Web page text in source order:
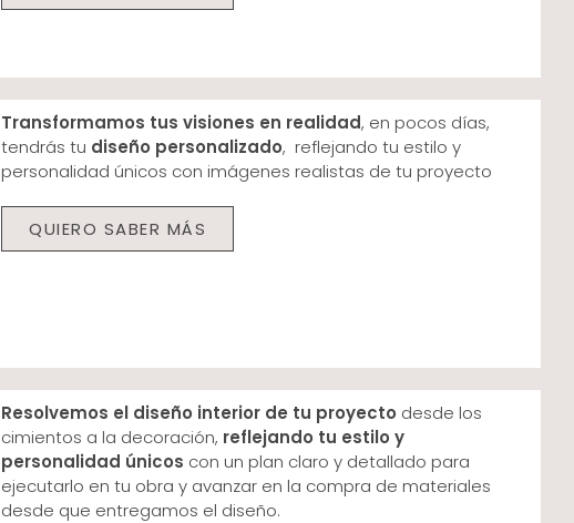
Transformamos tus visiones en realidad, en pocos días,
tendrás tu diseño personalizado, reflejando tu estilo y
personalidad únicos con imágenes realistas de tu proyecto
QUIERO SABER MÁS
Resolvemos el diseño interior de tu proyecto desde los
cimientos a la decoración, reflejando tu estilo y
personalidad únicos con un plan claro y detallado para
ejecutarlo en tu obra y avanzar en la compra de materiales
desde que entregamos el diseño.